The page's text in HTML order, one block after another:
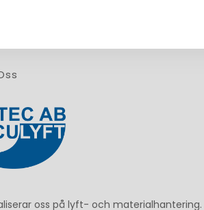
oss på lyft- och materialhantering.